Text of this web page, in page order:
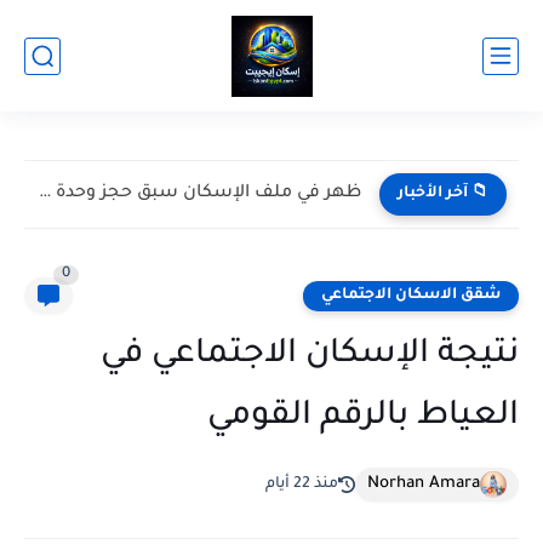
📁 آخر الأخبار ظهر في ملف الإسكان سبق حجز وحدة سكنية أعمل إيه؟
شقق الاسكان الاجتماعي
0
نتيجة الإسكان الاجتماعي في
العياط بالرقم القومي
Norhan Amara منذ 22 أيام